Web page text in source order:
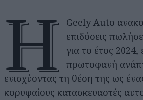
Η
Geely Auto
επιδόσεις
για το έτος 2024,
πρωτοφανή
ενισχύοντας τη θέση της ως
κορυφαίους κατασκευαστές